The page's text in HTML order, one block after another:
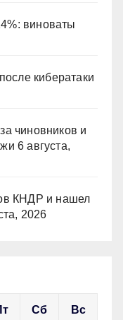
виноваты
кибератаки
чиновников и
6 августа,
КНДР и нашел
2026
Сб Вс